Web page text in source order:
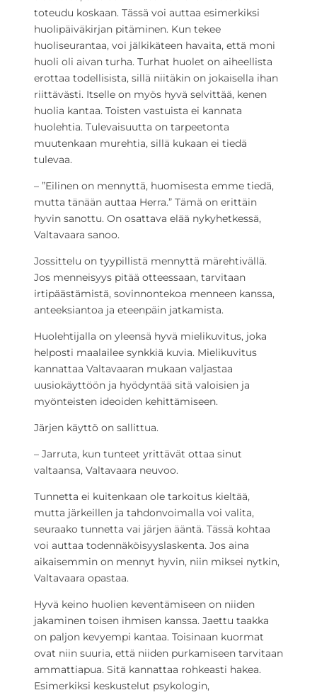
toteudu koskaan. Tässä voi auttaa esimerkiksi
huolipäiväkirjan pitäminen. Kun tekee
huoliseurantaa, voi jälkikäteen havaita, että moni
huoli oli aivan turha. Turhat huolet on aiheellista
erottaa todellisista, sillä niitäkin on jokaisella ihan
riittävästi. Itselle on myös hyvä selvittää, kenen
huolia kantaa. Toisten vastuista ei kannata
huolehtia. Tulevaisuutta on tarpeetonta
muutenkaan murehtia, sillä kukaan ei tiedä
tulevaa.
– ”Eilinen on mennyttä, huomisesta emme tiedä,
mutta tänään auttaa Herra.” Tämä on erittäin
hyvin sanottu. On osattava elää nykyhetkessä,
Valtavaara sanoo.
Jossittelu on tyypillistä mennyttä märehtivällä.
Jos menneisyys pitää otteessaan, tarvitaan
irtipäästämistä, sovinnontekoa menneen kanssa,
anteeksiantoa ja eteenpäin jatkamista.
Huolehtijalla on yleensä hyvä mielikuvitus, joka
helposti maalailee synkkiä kuvia. Mielikuvitus
kannattaa Valtavaaran mukaan valjastaa
uusiokäyttöön ja hyödyntää sitä valoisien ja
myönteisten ideoiden kehittämiseen.
Järjen käyttö on sallittua.
– Jarruta, kun tunteet yrittävät ottaa sinut
valtaansa, Valtavaara neuvoo.
Tunnetta ei kuitenkaan ole tarkoitus kieltää,
mutta järkeillen ja tahdonvoimalla voi valita,
seuraako tunnetta vai järjen ääntä. Tässä kohtaa
voi auttaa todennäköisyyslaskenta. Jos aina
aikaisemmin on mennyt hyvin, niin miksei nytkin,
Valtavaara opastaa.
Hyvä keino huolien keventämiseen on niiden
jakaminen toisen ihmisen kanssa. Jaettu taakka
on paljon kevyempi kantaa. Toisinaan kuormat
ovat niin suuria, että niiden purkamiseen tarvitaan
ammattiapua. Sitä kannattaa rohkeasti hakea.
Esimerkiksi keskustelut psykologin,